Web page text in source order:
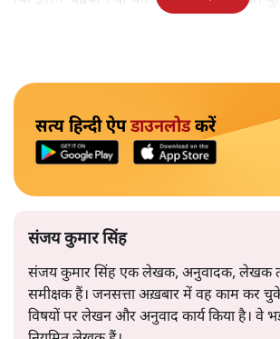
सत्य हिन्दी ऐपडाउनलोडकरें
संजय कुमार सिंह
संजय कुमार सिंह एक लेखक, अनुवादक, लेखक
समीक्षक हैं। जनसत्ता अख़बार में वह काम कर चुके
विषयों पर लेखन और अनुवाद कार्य किया है। वे